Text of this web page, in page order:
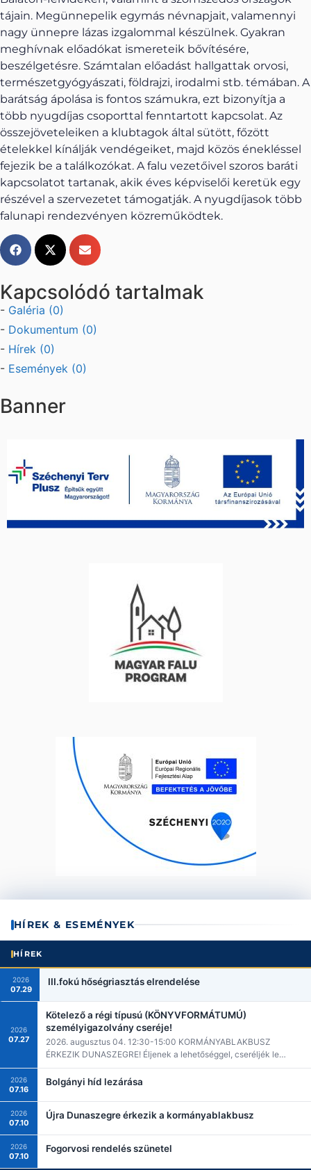
tájain. Megünnepelik egymás névnapjait, valamennyi
nagy ünnepre lázas izgalommal készülnek. Gyakran
meghívnak előadókat ismereteik bővítésére,
beszélgetésre. Számtalan előadást hallgattak orvosi,
természetgyógyászati, földrajzi, irodalmi stb. témában. A
barátság ápolása is fontos számukra, ezt bizonyítja a
több nyugdíjas csoporttal fenntartott kapcsolat. Az
összejöveteleiken a klubtagok által sütött, főzött
ételekkel kínálják vendégeiket, majd közös énekléssel
fejezik be a találkozókat. A falu vezetőivel szoros baráti
kapcsolatot tartanak, akik éves képviselői keretük egy
részével a szervezetet támogatják. A nyugdíjasok több
falunapi rendezvényen közreműködtek.
Kapcsolódó tartalmak
- Galéria (0)
- Dokumentum (0)
- Hírek (0)
- Események (0)
Banner
HÍREK & ESEMÉNYEK
HÍREK
2026
07.29
III.fokú hőségriasztás elrendelése
2026
07.27
Kötelező a régi típusú (KÖNYVFORMÁTUMÚ)
személyigazolvány cseréje!
2026. augusztus 04. 12:30-15:00 KORMÁNYABLAKBUSZ
ÉRKEZIK DUNASZEGRE! Éljenek a lehetőséggel, cseréljék le…
2026
07.16
Bolgányi híd lezárása
2026
07.10
Újra Dunaszegre érkezik a kormányablakbusz
2026
07.10
Fogorvosi rendelés szünetel